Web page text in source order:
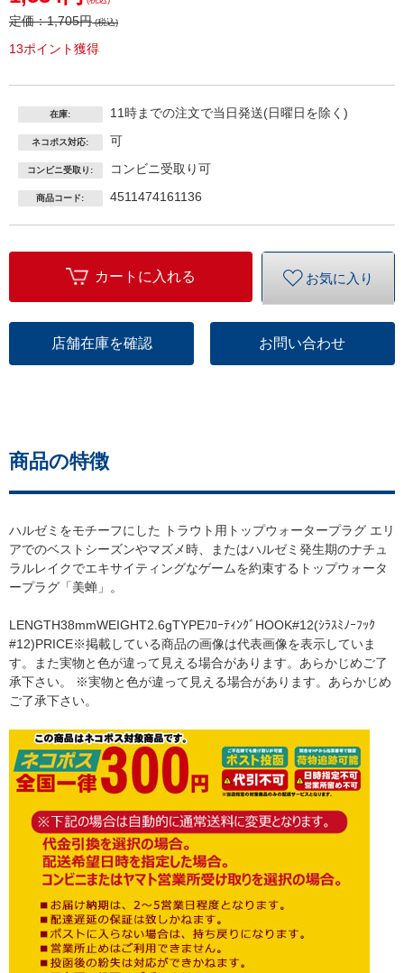
定価：1,705円(税込)
13ポイント獲得
在庫: 11時までの注文で当日発送(日曜日を除く)
ネコポス対応: 可
コンビニ受取り: コンビニ受取り可
商品コード: 4511474161136
カートに入れる お気に入り
店舗在庫を確認 お問い合わせ
商品の特徴
ハルゼミをモチーフにした トラウト用トップウォータープラグ エリ
アでのベストシーズンやマズメ時、またはハルゼミ発生期のナチュ
ラルレイクでエキサイティングなゲームを約束するトップウォータ
ープラグ「美蝉」。
LENGTH38mmWEIGHT2.6gTYPEﾌﾛｰﾃｨﾝｸﾞHOOK#12(ｼﾗｽﾐﾉｰﾌｯｸ
#12)PRICE※掲載している商品の画像は代表画像を表示していま
す。また実物と色が違って見える場合があります。あらかじめご了
承下さい。 ※実物と色が違って見える場合があります。あらかじめ
ご了承下さい。